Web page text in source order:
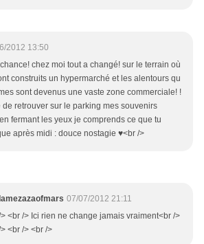
2012 13:50
chez moi tout a changé! sur le terrain où
construits un hypermarché et les alentours qu
sont devenus une vaste zone commerciale! !
de retrouver sur le parking mes souvenirs
fermant les yeux je comprends ce que tu
après midi : douce nostagie ♥<br />
07/07/2012 21:11
<br /> Ici rien ne change jamais vraiment<br />
<br /> <br />